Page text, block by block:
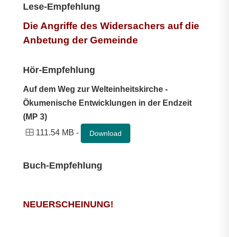
Lese-Empfehlung
Die Angriffe des Widersachers auf die
Anbetung der Gemeinde
Hör-Empfehlung
Auf dem Weg zur Welteinheitskirche -
Ökumenische Entwicklungen in der Endzeit
(MP 3)
111.54 MB -
Download
Buch-Empfehlung
NEUERSCHEINUNG!